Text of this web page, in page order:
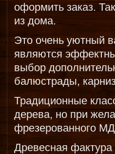
оформить заказ.
из дома.
Это очень уютный
являются
выбор
балюстрады,
Традиционные
дерева, но при
фрезерованного
Древесная фактура